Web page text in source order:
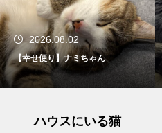
2026.08.02
【幸せ便り】ナミちゃん
ハウスにいる猫